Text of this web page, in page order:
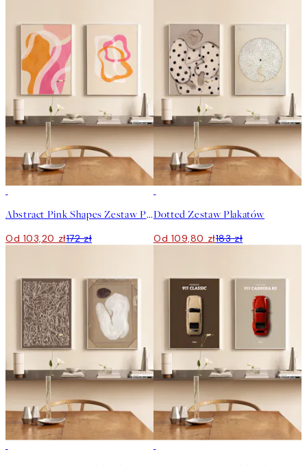
Abstract Pink Shapes Zestaw Plakatów
Od 103,20 zł172 zł
Dotted Zestaw Plakatów
Od 109,80 zł183 zł